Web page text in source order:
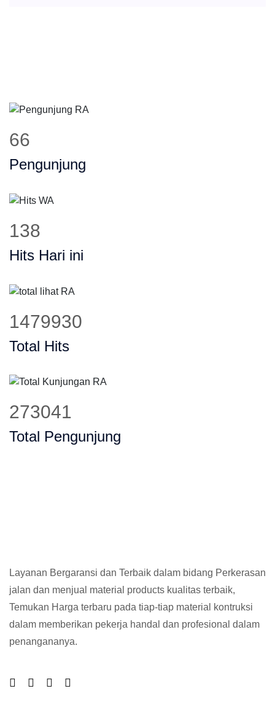
84
Pengunjung
175
Hits Hari ini
1877697
Total Hits
346428
Total Pengunjung
Layanan Bergaransi dan Terbaik dalam bidang Perkerasan
jalan dan menjual material products kualitas terbaik,
Temukan Harga terbaru pada tiap-tiap material kontruksi
dalam memberikan pekerja handal dan profesional dalam
penangananya.